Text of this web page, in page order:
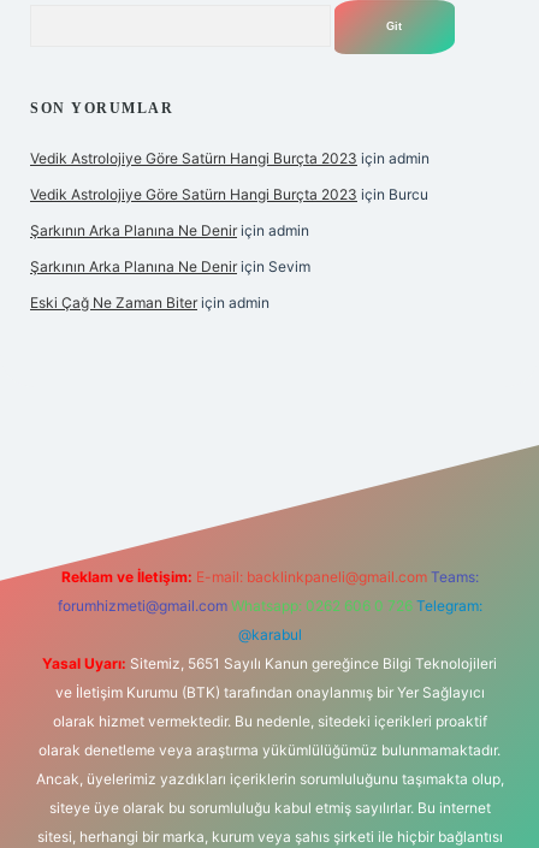
SON YORUMLAR
Vedik Astrolojiye Göre Satürn Hangi Burçta 2023 için admin
Vedik Astrolojiye Göre Satürn Hangi Burçta 2023 için Burcu
Şarkının Arka Planına Ne Denir için admin
Şarkının Arka Planına Ne Denir için Sevim
Eski Çağ Ne Zaman Biter için admin
Reklam ve İletişim: E-mail: backlinkpaneli@gmail.com Teams:
forumhizmeti@gmail.com Whatsapp: 0262 606 0 726 Telegram:
@karabul
Yasal Uyarı: Sitemiz, 5651 Sayılı Kanun gereğince Bilgi Teknolojileri
ve İletişim Kurumu (BTK) tarafından onaylanmış bir Yer Sağlayıcı
olarak hizmet vermektedir. Bu nedenle, sitedeki içerikleri proaktif
olarak denetleme veya araştırma yükümlülüğümüz bulunmamaktadır.
Ancak, üyelerimiz yazdıkları içeriklerin sorumluluğunu taşımakta olup,
siteye üye olarak bu sorumluluğu kabul etmiş sayılırlar. Bu internet
sitesi, herhangi bir marka, kurum veya şahıs şirketi ile hiçbir bağlantısı